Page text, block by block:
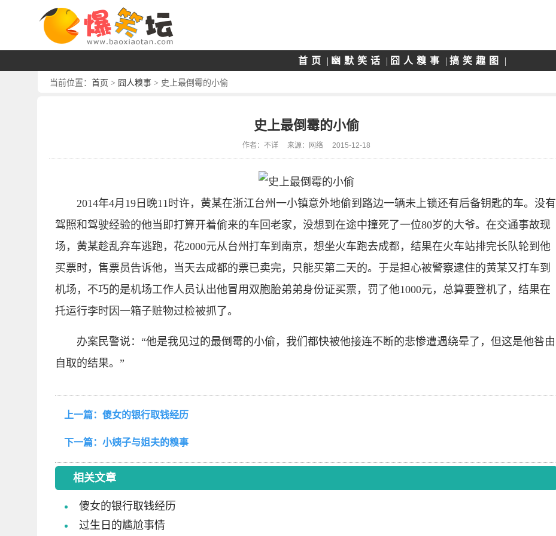
首页 | 幽默笑话 | 囧人糗事 | 搞笑趣图 |
当前位置： 首页 > 囧人糗事 > 史上最倒霉的小偷
史上最倒霉的小偷
作者：不详 来源：网络 2015-12-18
2014年4月19日晚11时许，黄某在浙江台州一小镇意外地偷到路边一辆未上锁还有后备钥匙的车。没有
驾照和驾驶经验的他当即打算开着偷来的车回老家，没想到在途中撞死了一位80岁的大爷。在交通事故现
场，黄某趁乱弃车逃跑，花2000元从台州打车到南京，想坐火车跑去成都，结果在火车站排完长队轮到他
买票时，售票员告诉他，当天去成都的票已卖完，只能买第二天的。于是担心被警察逮住的黄某又打车到
机场，不巧的是机场工作人员认出他冒用双胞胎弟弟身份证买票，罚了他1000元，总算要登机了，结果在
托运行李时因一箱子赃物过检被抓了。
办案民警说：“他是我见过的最倒霉的小偷，我们都快被他接连不断的悲惨遭遇绕晕了，但这是他咎由
自取的结果。”
上一篇： 傻女的银行取钱经历
下一篇： 小姨子与姐夫的糗事
相关文章
傻女的银行取钱经历
过生日的尴尬事情